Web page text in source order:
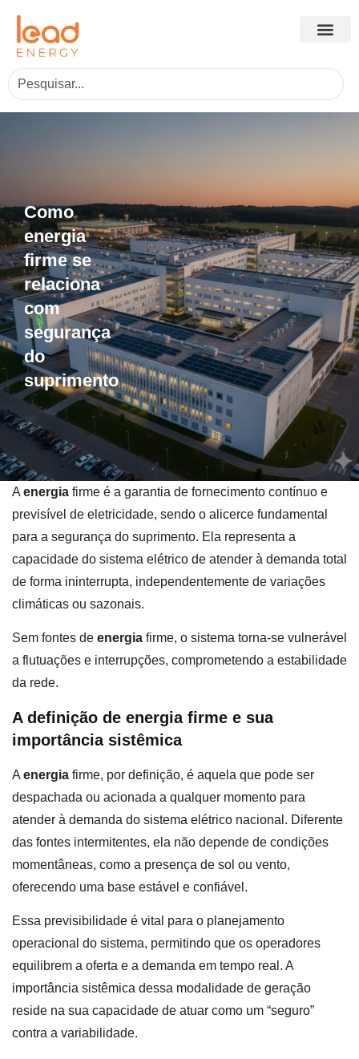
Como
energia
firme se
relaciona
com
segurança
do
suprimento
A energia firme é a garantia de fornecimento contínuo e
previsível de eletricidade, sendo o alicerce fundamental
para a segurança do suprimento. Ela representa a
capacidade do sistema elétrico de atender à demanda total
de forma ininterrupta, independentemente de variações
climáticas ou sazonais.
Sem fontes de energia firme, o sistema torna-se vulnerável
a flutuações e interrupções, comprometendo a estabilidade
da rede.
A definição de energia firme e sua
importância sistêmica
A energia firme, por definição, é aquela que pode ser
despachada ou acionada a qualquer momento para
atender à demanda do sistema elétrico nacional. Diferente
das fontes intermitentes, ela não depende de condições
momentâneas, como a presença de sol ou vento,
oferecendo uma base estável e confiável.
Essa previsibilidade é vital para o planejamento
operacional do sistema, permitindo que os operadores
equilibrem a oferta e a demanda em tempo real. A
importância sistêmica dessa modalidade de geração
reside na sua capacidade de atuar como um “seguro”
contra a variabilidade.